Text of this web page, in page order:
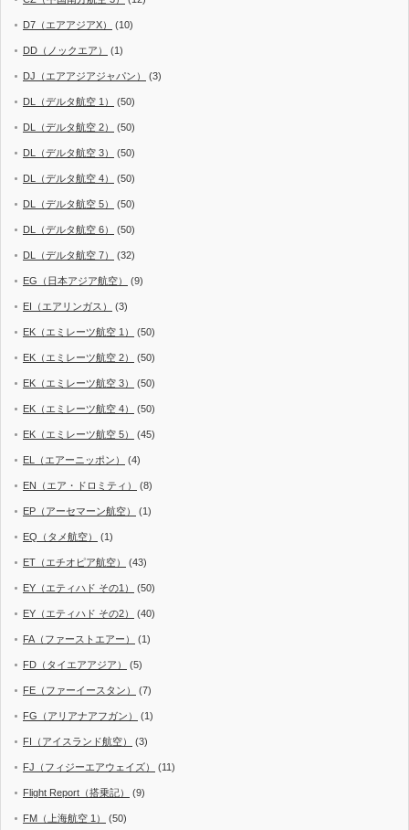
D7（エアアジアX） (10)
DD（ノックエア） (1)
DJ（エアアジアジャパン） (3)
DL（デルタ航空 1） (50)
DL（デルタ航空 2） (50)
DL（デルタ航空 3） (50)
DL（デルタ航空 4） (50)
DL（デルタ航空 5） (50)
DL（デルタ航空 6） (50)
DL（デルタ航空 7） (32)
EG（日本アジア航空） (9)
EI（エアリンガス） (3)
EK（エミレーツ航空 1） (50)
EK（エミレーツ航空 2） (50)
EK（エミレーツ航空 3） (50)
EK（エミレーツ航空 4） (50)
EK（エミレーツ航空 5） (45)
EL（エアーニッポン） (4)
EN（エア・ドロミティ） (8)
EP（アーセマーン航空） (1)
EQ（タメ航空） (1)
ET（エチオピア航空） (43)
EY（エティハド その1） (50)
EY（エティハド その2） (40)
FA（ファーストエアー） (1)
FD（タイエアアジア） (5)
FE（ファーイースタン） (7)
FG（アリアナアフガン） (1)
FI（アイスランド航空） (3)
FJ（フィジーエアウェイズ） (11)
Flight Report（搭乗記） (9)
FM（上海航空 1） (50)